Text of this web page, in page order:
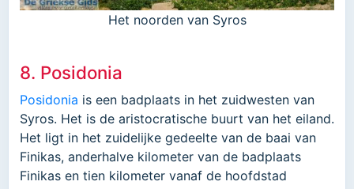
Het noorden van Syros
8. Posidonia
Posidonia is een badplaats in het zuidwesten van
Syros. Het is de aristocratische buurt van het eiland.
Het ligt in het zuidelijke gedeelte van de baai van
Finikas, anderhalve kilometer van de badplaats
Finikas en tien kilometer vanaf de hoofdstad